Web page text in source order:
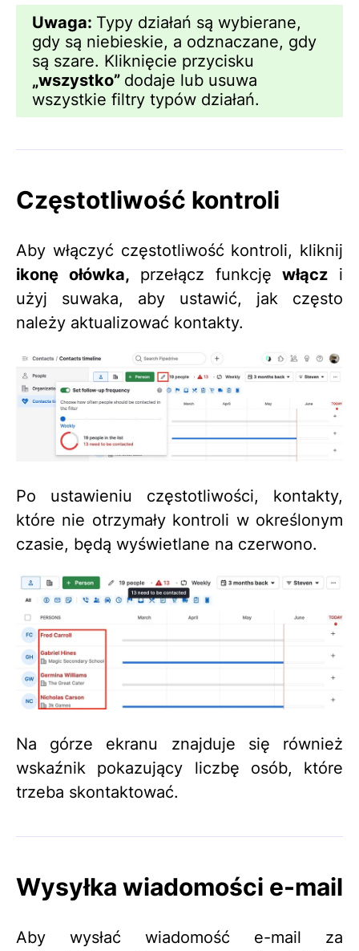
Uwaga: Typy działań są wybierane,
gdy są niebieskie, a odznaczane, gdy
są szare. Kliknięcie przycisku
„wszystko” dodaje lub usuwa
wszystkie filtry typów działań.
Częstotliwość kontroli
Aby włączyć częstotliwość kontroli, kliknij
ikonę ołówka, przełącz funkcjęwłącz i
użyj suwaka, aby ustawić, jak często
należy aktualizować kontakty.
Po ustawieniu częstotliwości, kontakty,
które nie otrzymały kontroli w określonym
czasie, będą wyświetlane na czerwono.
Na górze ekranu znajduje się również
wskaźnik pokazujący liczbę osób, które
trzeba skontaktować.
Wysyłka wiadomości e-mail
Aby wysłać wiadomość e-mail za